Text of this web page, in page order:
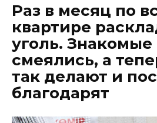
Раз в месяц по
квартире
уголь. Знакомые
смеялись, а
так делают и
благодарят